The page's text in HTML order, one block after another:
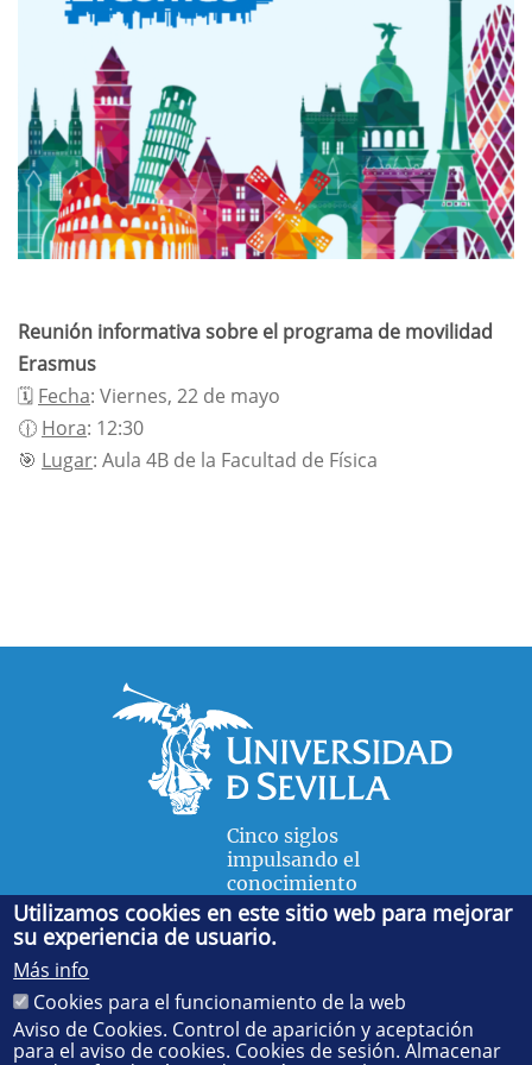
Reunión informativa sobre el programa de movilidad
Erasmus
🗓️ Fecha: Viernes, 22 de mayo
🕧 Hora: 12:30
🎯 Lugar: Aula 4B de la Facultad de Física
Cinco siglos
impulsando el
conocimiento
FACULTAD DE FÍSICA
Avda. de la Reina Mercedes, s/n. 41012 Sevilla. Tel.:
55 28 91. Administración:administradorfisica@us.es
Secretaría:jsecfisi@us.es- Decanato:ffisaog@us.es
Utilizamos cookies en este sitio web para mejorar
su experiencia de usuario.
Más info
Cookies para el funcionamiento de la web
Aviso de Cookies. Control de aparición y aceptación
para el aviso de cookies. Cookies de sesión. Almacenar